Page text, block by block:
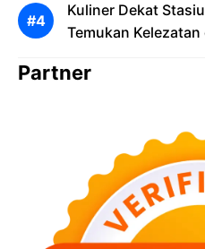
Kuliner Dekat
Temukan
Partner